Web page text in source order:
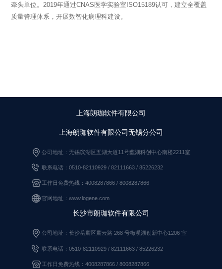
牵头单位。2019年通过CNAS医学实验室ISO15189认可，建立全覆盖
质量管理体系，开展数智化病理科建设。
上海朗珈软件有限公司
上海朗珈软件有限公司无锡分公司
公司地址：无锡滨湖区五湖大道11号蠡湖科创中心南楼2211室
联系电话：0510-82110929 / 82111663 / 85226232
工作日免费热线：4008287866 / 8008287866
官网地址：www.logene.com
长沙市朗珈软件有限公司
公司地址：长沙岳麓区麓云路 268 号梅溪湖创新中心1206 室
联系电话：0510-82110929 / 82111663 / 85226232
工作日免费热线：4008287866 / 8008287866